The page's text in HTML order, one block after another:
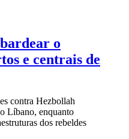
o
e centrais de
contra Hezbollah
Líbano, enquanto
dos rebeldes